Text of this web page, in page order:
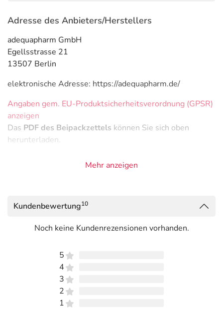
Adresse des Anbieters/Herstellers
adequapharm GmbH
Egellsstrasse 21
13507 Berlin
elektronische Adresse: https://adequapharm.de/
Angaben gem. EU-Produktsicherheitsverordnung (GPSR)
anzeigen
Das PDF des Beipackzettels können Sie sich oben
herunterladen.
Mehr anzeigen
Kundenbewertung10
Noch keine Kundenrezensionen vorhanden.
5
4
3
2
1